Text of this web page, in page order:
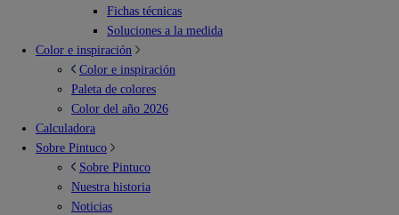
Fichas técnicas
Soluciones a la medida
Color e inspiración
Color e inspiración
Paleta de colores
Color del año 2026
Calculadora
Sobre Pintuco
Sobre Pintuco
Nuestra historia
Noticias